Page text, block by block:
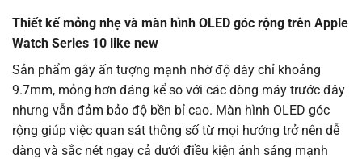
Thiết kế mỏng nhẹ và màn hình OLED góc rộng trên Apple
Watch Series 10 like new
Sản phẩm gây ấn tượng mạnh nhờ độ dày chỉ khoảng
9.7mm, mỏng hơn đáng kể so với các dòng máy trước đây
nhưng vẫn đảm bảo độ bền bỉ cao. Màn hình OLED góc
rộng giúp việc quan sát thông số từ mọi hướng trở nên dễ
dàng và sắc nét ngay cả dưới điều kiện ánh sáng mạnh